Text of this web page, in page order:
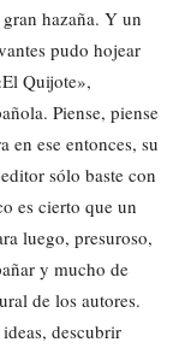
hazaña. Y un
pudo hojear
Quijote»,
Piense, piense
en ese entonces, su
sólo baste con
es cierto que un
luego, presuroso,
y mucho de
de los autores.
descubrir